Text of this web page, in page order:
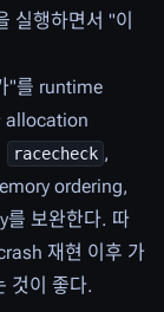
실행하면서 "이
"를 runtime
allocation
racecheck ,
ordering,
보완한다. 따
재현 이후 가
것이 좋다.